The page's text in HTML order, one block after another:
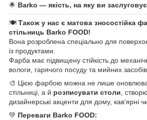
🌟 Barko — якість, на яку ви
🍽️ Також у нас є матова зносостійка
стільниць Barko FOOD!
Вона розроблена спеціально для
із продуктами.
Фарба має підвищену стійкість до
вологи, гарячого посуду та мийних засобів.
🎨 Цією фарбою можна не лише
стільниці, а й розписувати столи ,
дизайнерські акценти для дому, кав’ярні
💚 Переваги Barko FOOD: